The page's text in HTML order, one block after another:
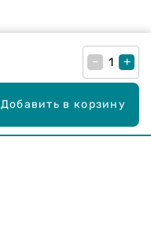
– +
Добавить в корзину